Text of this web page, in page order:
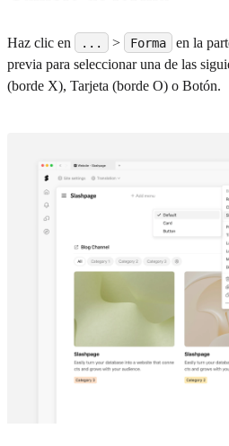
Haz clic en ... > Forma
en la
previa para seleccionar una de las
(borde X), Tarjeta (borde O) o Botón.